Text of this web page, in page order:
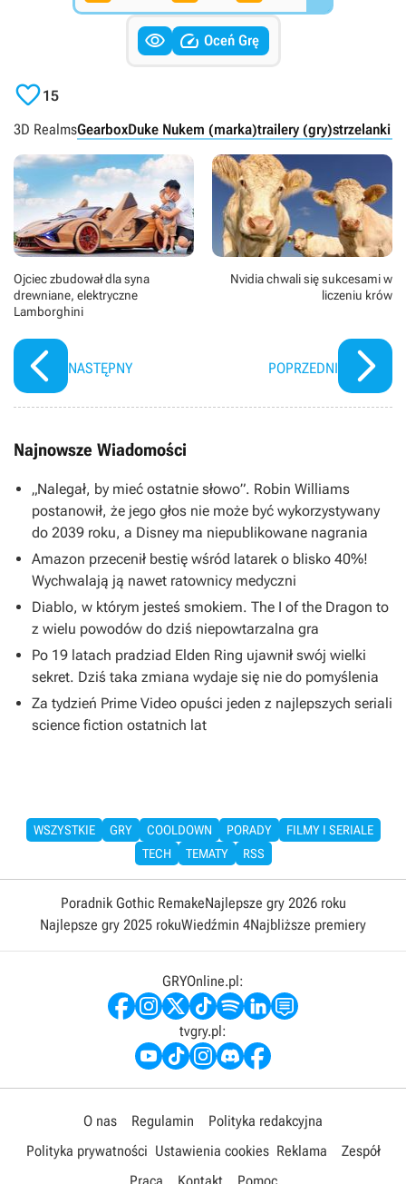
  Oceń Grę
15
3D RealmsGearboxDuke Nukem (marka)trailery (gry)strzelanki
Ojciec zbudował dla syna
drewniane, elektryczne
Lamborghini
NASTĘPNY
Nvidia chwali się sukcesami w
liczeniu krów
POPRZEDNI
Najnowsze Wiadomości
„Nalegał, by mieć ostatnie słowo”. Robin Williams
postanowił, że jego głos nie może być wykorzystywany
do 2039 roku, a Disney ma niepublikowane nagrania
Amazon przecenił bestię wśród latarek o blisko 40%!
Wychwalają ją nawet ratownicy medyczni
Diablo, w którym jesteś smokiem. The I of the Dragon to
z wielu powodów do dziś niepowtarzalna gra
Po 19 latach pradziad Elden Ring ujawnił swój wielki
sekret. Dziś taka zmiana wydaje się nie do pomyślenia
Za tydzień Prime Video opuści jeden z najlepszych seriali
science fiction ostatnich lat
WSZYSTKIE GRY COOLDOWN PORADY
FILMY I SERIALE
TECH
TEMATY RSS
Poradnik Gothic RemakeNajlepsze gry 2026 roku
Najlepsze gry 2025 rokuWiedźmin 4Najbliższe premiery
GRYOnline.pl:
tvgry.pl:
O nas Regulamin
Polityka redakcyjna
Polityka prywatności Ustawienia cookies Reklama
Zespół
Praca
Kontakt Pomoc